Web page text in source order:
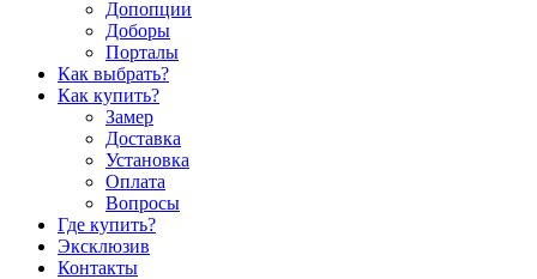
Допопции
Доборы
Порталы
Как выбрать?
Как купить?
Замер
Доставка
Установка
Оплата
Вопросы
Где купить?
Эксклюзив
Контакты